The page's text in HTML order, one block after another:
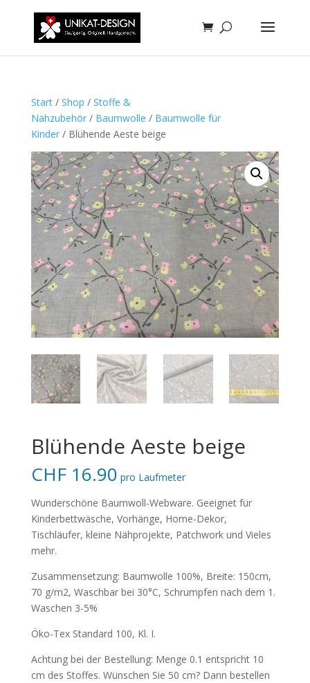
Start/ Shop / Stoffe &
Nähzubehör/ Baumwolle / Baumwolle für
Kinder/ Blühende Aeste beige
Blühende Aeste beige
CHF16.90 pro Laufmeter
Wunderschöne Baumwoll-Webware. Geeignet für
Kinderbettwäsche, Vorhänge, Home-Dekor,
Tischläufer, kleine Nähprojekte, Patchwork und Vieles
mehr.
Zusammensetzung: Baumwolle 100%, Breite: 150cm,
70 g/m2, Waschbar bei 30°C, Schrumpfen nach dem 1.
Waschen 3-5%
Öko-Tex Standard 100, Kl. I.
Achtung bei der Bestellung: Menge 0.1 entspricht 10
cm des Stoffes. Wünschen Sie 50 cm? Dann bestellen